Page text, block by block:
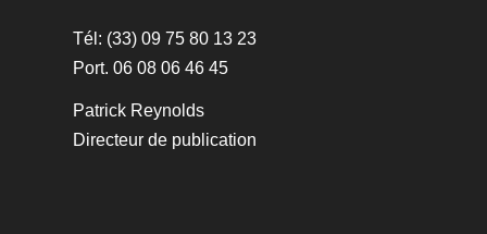
Tél: (33) 09 75 80 13 23
Port. 06 08 06 46 45
Patrick Reynolds
Directeur de publication